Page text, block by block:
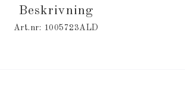
Beskrivning
Art.nr: 1005723ALD